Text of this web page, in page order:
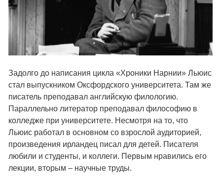
Задолго до написания цикла «Хроники Нарнии» Льюис
стал выпускником Оксфордского университета. Там же
писатель преподавал английскую филологию.
Параллельно литератор преподавал философию в
колледже при университете. Несмотря на то, что
Льюис работал в основном со взрослой аудиторией,
произведения ирландец писал для детей. Писателя
любили и студенты, и коллеги. Первым нравились его
лекции, вторым – научные труды.